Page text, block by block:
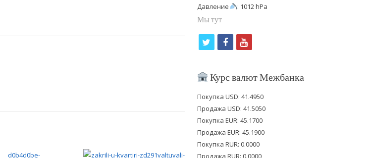
Давление
: 1012 hPa
Мы тут
i
t
e
r
f
c
b
o
o
k
y
u
u
b
e
Курс валют Межбанка
Покупка USD: 41.4950
Продажа USD: 41.5050
Покупка EUR: 45.1700
Продажа EUR: 45.1900
Покупка RUR: 0.0000
Продажа RUR: 0.0000